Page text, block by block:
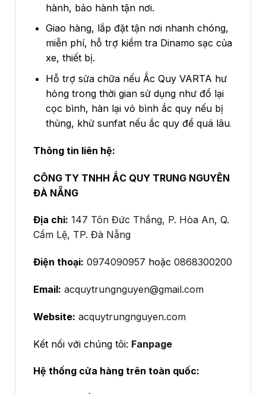
hành, bảo hành tận nơi.
Giao hàng, lắp đặt tận nơi nhanh chóng,
miễn phí, hỗ trợ kiểm tra Dinamo sạc của
xe, thiết bị.
Hỗ trợ sửa chữa nếu Ắc Quy VARTA hư
hỏng trong thời gian sử dụng như đổ lại
cọc bình, hàn lại vỏ bình ắc quy nếu bị
thủng, khử sunfat nếu ắc quy để quá lâu.
Thông tin liên hệ:
CÔNG TY TNHH ẮC QUY TRUNG NGUYÊN
ĐÀ NẴNG
Địa chỉ: 147 Tôn Đức Thắng, P. Hòa An, Q.
Cẩm Lệ, TP. Đà Nẵng
Điện thoại: 0974090957 hoặc 0868300200
Email: acquytrungnguyen@gmail.com
Website: acquytrungnguyen.com
Kết nối với chúng tôi: Fanpage
Hệ thống cửa hàng trên toàn quốc: